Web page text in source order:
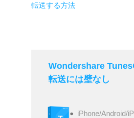
転送する方法
Wondershare
転送には壁なし
iPhone/Android/